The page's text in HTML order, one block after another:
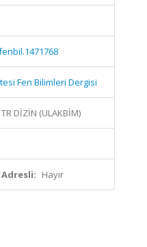
Fen Bilimleri Dergisi
TR DİZİN (ULAKBİM)
Hayır